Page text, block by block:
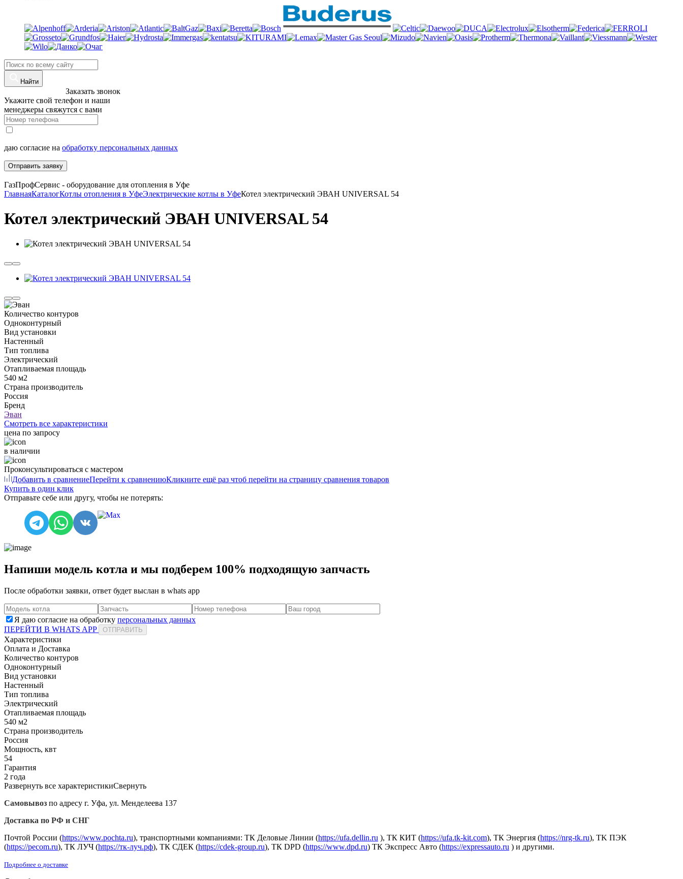
Найти
Заказать звонок
Укажите свой телефон и наши
менеджеры свяжутся с вами
даю согласие на обработку персональных данных
Отправить заявку
ГазПрофСервис - оборудование для отопления в Уфе
ГлавнаяКаталогКотлы отопления в УфеЭлектрические котлы в УфеКотел электрический ЭВАН UNIVERSAL 54
Котел электрический ЭВАН UNIVERSAL 54
Количество контуров
Одноконтурный
Вид установки
Настенный
Тип топлива
Электрический
Отапливаемая площадь
540 м2
Страна производитель
Россия
Бренд
Эван
Смотреть все характеристики
цена по запросу
в наличии
Проконсультироваться с мастером
Добавить в сравнениеПерейти к сравнениюКликните ещё раз чтоб перейти на страницу сравнения товаров
Купить в один клик
Отправьте себе или другу, чтобы не потерять:
Напиши модель котла и мы подберем 100% подходящую запчасть
После обработки заявки, ответ будет выслан в whats app
Я даю согласие на обработку персональных данных
ПЕРЕЙТИ В WHATS APP
ОТПРАВИТЬ
Характеристики
Оплата и Доставка
Количество контуров
Одноконтурный
Вид установки
Настенный
Тип топлива
Электрический
Отапливаемая площадь
540 м2
Страна производитель
Россия
Мощность, квт
54
Гарантия
2 года
Развернуть все характеристикиСвернуть
Самовывоз по адресу г. Уфа, ул. Менделеева 137
Доставка по РФ и СНГ
Почтой России (https://www.pochta.ru), транспортными компаниями: ТК Деловые Линии (https://ufa.dellin.ru ), ТК КИТ (https://ufa.tk-kit.com), ТК Энергия (https://nrg-tk.ru), ТK ПЭК
(https://pecom.ru), ТК ЛУЧ (https://тк-луч.рф), ТК СДЕК (https://cdek-group.ru), ТК DPD (https://www.dpd.ru) ТК Экспресс Авто (https://expressauto.ru ) и другими.
Подробнее о доставке